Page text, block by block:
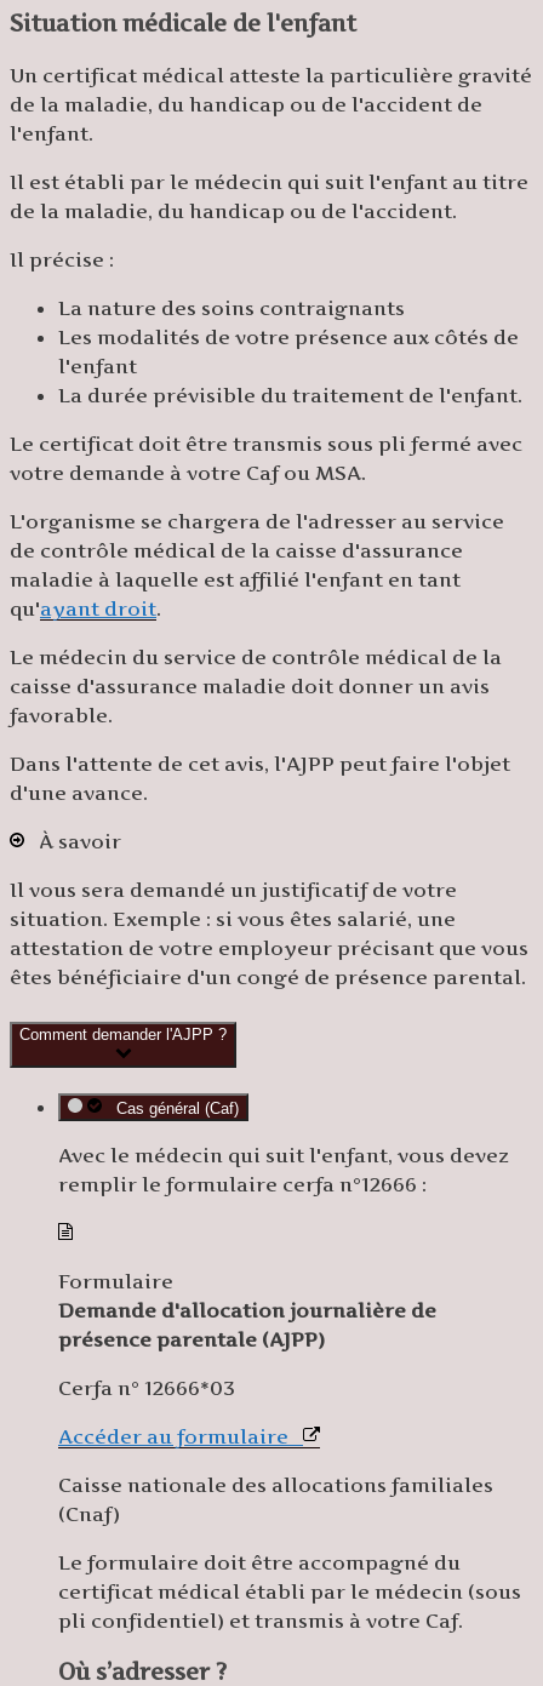
Situation médicale de l'enfant
Un certificat médical atteste la particulière gravité
de la maladie, du handicap ou de l'accident de
l'enfant.
Il est établi par le médecin qui suit l'enfant au titre
de la maladie, du handicap ou de l'accident.
Il précise :
La nature des soins contraignants
Les modalités de votre présence aux côtés de
l'enfant
La durée prévisible du traitement de l'enfant.
Le certificat doit être transmis sous pli fermé avec
votre demande à votre Caf ou MSA.
L'organisme se chargera de l'adresser au service
de contrôle médical de la caisse d'assurance
maladie à laquelle est affilié l'enfant en tant
qu'ayant droit.
Le médecin du service de contrôle médical de la
caisse d'assurance maladie doit donner un avis
favorable.
Dans l'attente de cet avis, l'AJPP peut faire l'objet
d'une avance.
À savoir
Il vous sera demandé un justificatif de votre
situation. Exemple : si vous êtes salarié, une
attestation de votre employeur précisant que vous
êtes bénéficiaire d'un congé de présence parental.
Comment demander l'AJPP ?
Cas général (Caf)
Avec le médecin qui suit l'enfant, vous devez
remplir le formulaire cerfa n°12666 :
Formulaire
Demande d'allocation journalière de
présence parentale (AJPP)
Cerfa n° 12666*03
Accéder au formulaire
Caisse nationale des allocations familiales
(Cnaf)
Le formulaire doit être accompagné du
certificat médical établi par le médecin (sous
pli confidentiel) et transmis à votre Caf.
Où s’adresser ?